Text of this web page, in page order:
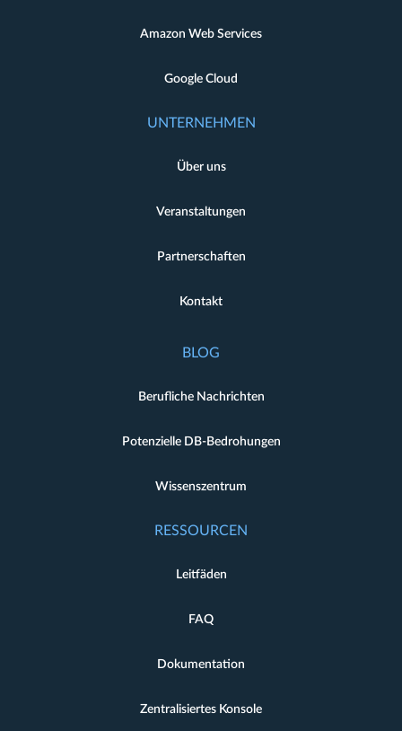
Amazon Web Services
Google Cloud
UNTERNEHMEN
Über uns
Veranstaltungen
Partnerschaften
Kontakt
BLOG
Berufliche Nachrichten
Potenzielle DB-Bedrohungen
Wissenszentrum
RESSOURCEN
Leitfäden
FAQ
Dokumentation
Zentralisiertes Konsole